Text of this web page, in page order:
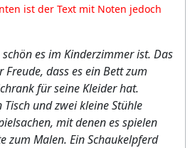
ist der Text mit Noten jedoch
es im Kinderzimmer ist. Das
dass es ein Bett zum
für seine Kleider hat.
und zwei kleine Stühle
mit denen es spielen
zum Malen. Ein Schaukelpferd